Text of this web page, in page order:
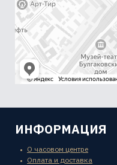
ИНФОРМАЦИЯ
О часовом центре
Оплата и доставка